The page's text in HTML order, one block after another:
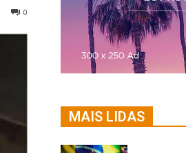
0
MAIS LIDAS